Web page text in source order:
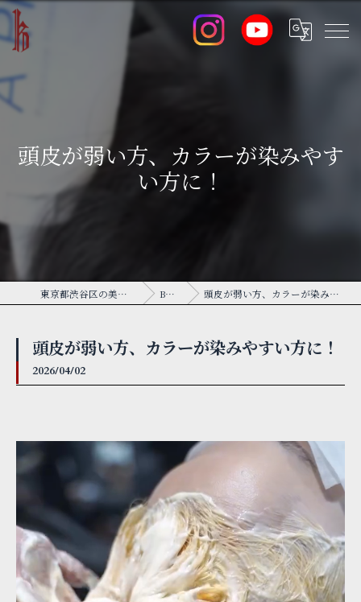
頭皮が弱い方、カラーが染みやす
い方に！
東京都渋谷区の美容室ならK BLOG 頭皮が弱い方、カラーが染みやすい方に！
頭皮が弱い方、カラーが染みやすい方に！
2026/04/02